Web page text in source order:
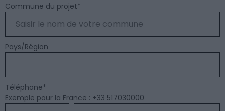
Commune du projet*
Pays/Région
Téléphone*
Exemple pour la France : +33 517030000